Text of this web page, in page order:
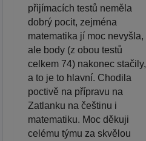
přijímacích testů neměla
dobrý pocit, zejména
matematika jí moc nevyšla,
ale body (z obou testů
celkem 74) nakonec stačily,
a to je to hlavní. Chodila
poctivě na přípravu na
Zatlanku na češtinu i
matematiku. Moc děkuji
celému týmu za skvělou